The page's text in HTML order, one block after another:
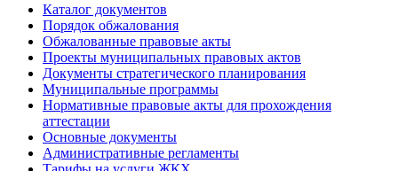
Каталог документов
Порядок обжалования
Обжалованные правовые акты
Проекты муниципальных правовых актов
Документы стратегического планирования
Муниципальные программы
Нормативные правовые акты для прохождения
аттестации
Основные документы
Административные регламенты